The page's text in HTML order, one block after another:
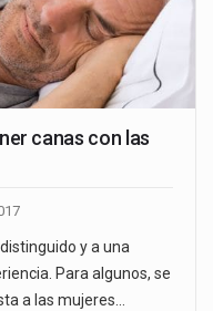
canas con las
y a una
Para algunos, se
a las mujeres…